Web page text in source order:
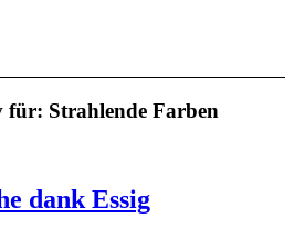
für: Strahlende Farben
dank Essig